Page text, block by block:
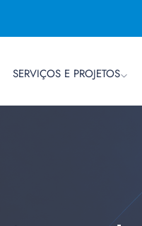
SERVIÇOS E PROJETOS